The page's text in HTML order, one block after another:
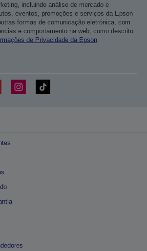
incluindo análise de mercado e
eventos, promoções e serviços da Epson
formas de comunicação eletrónica, com
e comportamento na web, como descrito
de Privacidade da Epson